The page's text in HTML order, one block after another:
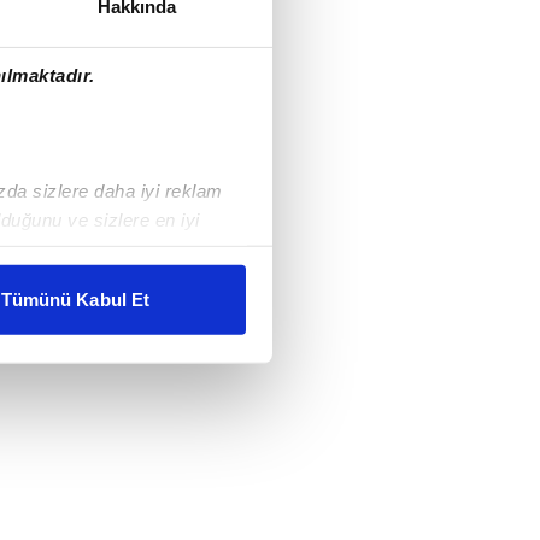
Hakkında
sizlere daha iyi reklam
ve sizlere en iyi
gösterilmeyecektir."
kullanılmaktadır. Bu
sunulması
ve sizlere yönelik
Tümünü Kabul Et